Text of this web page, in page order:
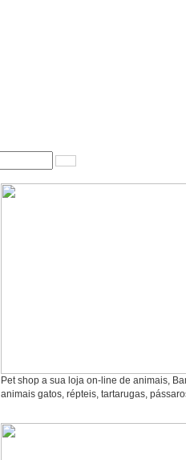
Pet shop a sua loja on-line de animais,
animais gatos, répteis, tartarugas,